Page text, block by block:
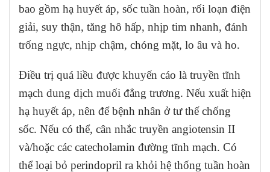
bao gồm hạ huyết áp, sốc tuần hoàn, rối loạn điện
giải, suy thận, tăng hô hấp, nhịp tim nhanh, đánh
trống ngực, nhịp chậm, chóng mặt, lo âu và ho.
Điều trị quá liều được khuyến cáo là truyền tĩnh
mạch dung dịch muối đẳng trương. Nếu xuất hiện
hạ huyết áp, nên để bệnh nhân ở tư thế chống
sốc. Nếu có thể, cân nhắc truyền angiotensin II
và/hoặc các catecholamin đường tĩnh mạch. Có
thể loại bỏ perindopril ra khỏi hệ thống tuần hoàn